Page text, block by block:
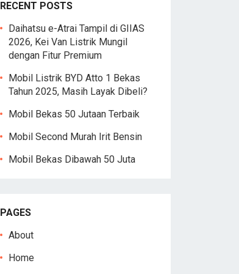
RECENT POSTS
Daihatsu e-Atrai Tampil di GIIAS
2026, Kei Van Listrik Mungil
dengan Fitur Premium
Mobil Listrik BYD Atto 1 Bekas
Tahun 2025, Masih Layak Dibeli?
Mobil Bekas 50 Jutaan Terbaik
Mobil Second Murah Irit Bensin
Mobil Bekas Dibawah 50 Juta
PAGES
About
Home